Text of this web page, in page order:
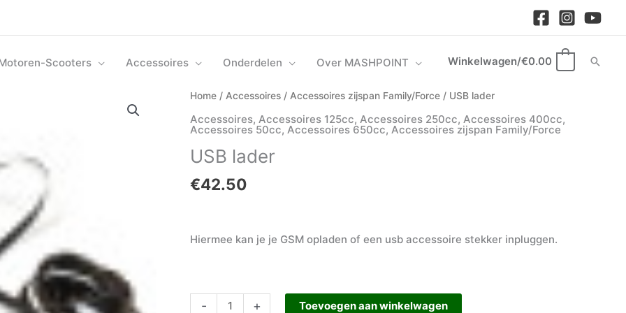
Scooters Accessoires Onderdelen Over MASHPOINT Winkelwagen/€0.00
Home / Accessoires / Accessoires zijspan Family/Force / USB lader
Accessoires, Accessoires 125cc, Accessoires 250cc, Accessoires 400cc,
Accessoires 50cc, Accessoires 650cc, Accessoires zijspan Family/Force
USB lader
€42.50
Hiermee kan je je GSM opladen of een usb accessoire stekker inpluggen.
-
USB
aantal
+ Toevoegen aan winkelwagen